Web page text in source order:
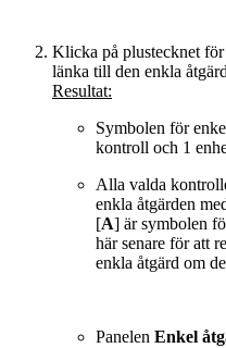
Klicka på plustecknet
länka till den enkla
Resultat:
Symbolen för
kontroll och 1
Alla valda
enkla åtgärden
[A] är symbolen
här senare för att
enkla åtgärd om
Panelen Enkel